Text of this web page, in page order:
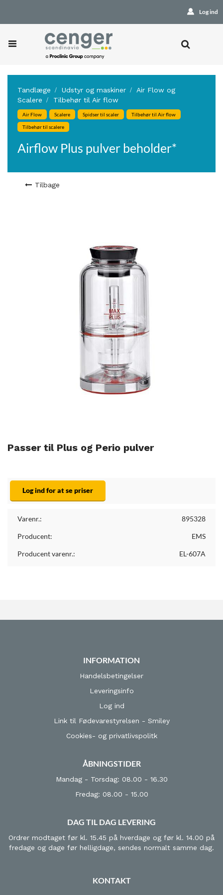
Log ind
Tandlæge Udstyr og maskiner
Air Flow og
Scalere
Tilbehør til Air flow
Air Flow Scalere Spidser til scaler Tilbehør til Air flow
Tilbehør til scalere
Airflow Plus pulver beholder*
Tilbage
Passer til Plus og Perio pulver
Log ind for at se priser
Varenr.: 895328
Producent: EMS
Producent varenr.: EL-607A
INFORMATION
Handelsbetingelser
Leveringsinfo
Log ind
Link til Fødevarestyrelsen - Smiley
Cookies- og privatlivspolitk
ÅBNINGSTIDER
Mandag - Torsdag: 08.00 - 16.30
Fredag: 08.00 - 15.00
DAG TIL DAG LEVERING
Ordrer modtaget før kl. 15.45 på hverdage og før kl. 14.00 på
fredage og dage før helligdage, sendes normalt samme dag.
KONTAKT